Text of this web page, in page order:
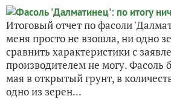
Итоговый отчет по фасоли
меня просто не взошла, ни одно
сравнить характеристики с
производителем не могу. Фасоль
мая в открытый грунт, в
одно из зерен...